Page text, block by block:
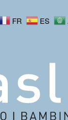
FR ES